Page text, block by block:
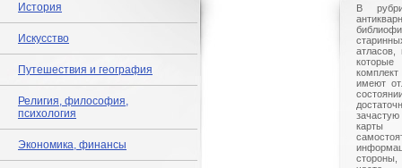
История
Искусство
Путешествия и география
Религия, философия,
психология
Экономика, финансы
В
которые
комплект
имеют